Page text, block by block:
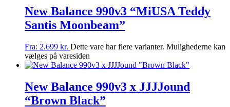
New Balance 990v3 “MiUSA Teddy
Santis Moonbeam”
Fra: 2.699 kr. Dette vare har flere varianter. Mulighederne kan
vælges på varesiden
New Balance 990v3 x JJJJound
“Brown Black”